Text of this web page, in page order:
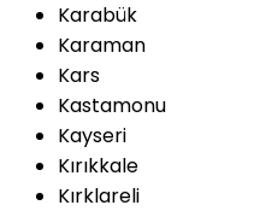
Karabük
Karaman
Kars
Kastamonu
Kayseri
Kırıkkale
Kırklareli